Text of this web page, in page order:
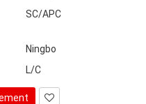
SC/APC
Ningbo
L/C